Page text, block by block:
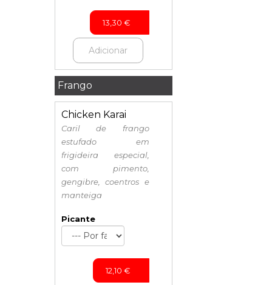
13,30 €
Adicionar
Frango
Chicken Karai
Caril de frango
estufado em
frigideira especial,
com pimento,
gengibre, coentros e
manteiga
Picante
12,10 €